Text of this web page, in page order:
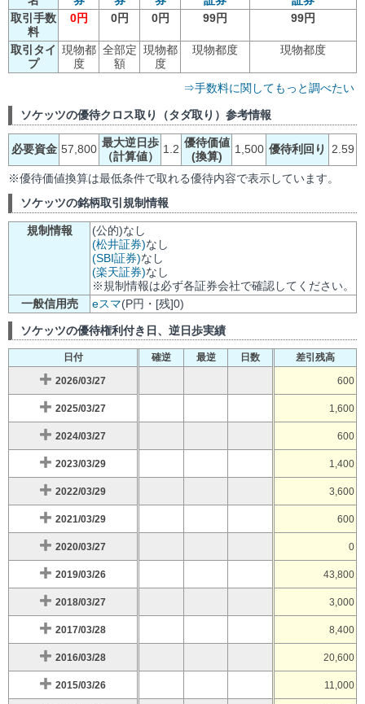
取引手数
料
0円 0円 0円 99円 99円
取引タイ
プ
現物都
度
全部定
額
現物都
度
現物都度 現物都度
⇒手数料に関してもっと調べたい
ソケッツの優待クロス取り（タダ取り）参考情報
必要資金 57,800 最大逆日歩
（計算値）
1.2 優待価値
(換算)
1,500 優待利回り 2.59
※優待価値換算は最低条件で取れる優待内容で表示しています。
ソケッツの銘柄取引規制情報
規制情報
(公的)なし
(松井証券)なし
(SBI証券)なし
(楽天証券)なし
※規制情報は必ず各証券会社で確認してください。
一般信用売
eスマ(P円・[残]0)
ソケッツの優待権利付き日、逆日歩実績
日付 確逆 最逆 日数 差引残高
2026/03/27 600
2025/03/27 1,600
2024/03/27 600
2023/03/29 1,400
2022/03/29 3,600
2021/03/29 600
2020/03/27 0
2019/03/26 43,800
2018/03/27 3,000
2017/03/28 8,400
2016/03/28 20,600
2015/03/26 11,000